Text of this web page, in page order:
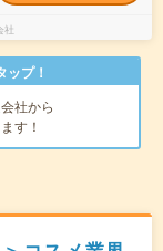
社
プ！
社から
す！